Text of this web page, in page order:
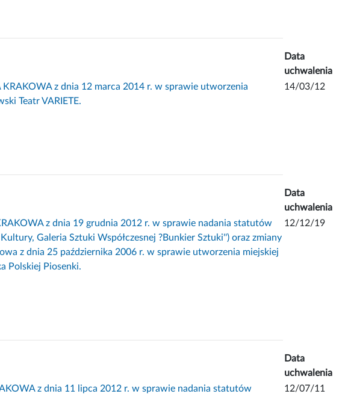
Data
uchwalenia
z dnia 12 marca 2014 r. w sprawie utworzenia
Teatr VARIETE.
14/03/12
Data
uchwalenia
z dnia 19 grudnia 2012 r. w sprawie nadania statutów
Galeria Sztuki Współczesnej ?Bunkier Sztuki'') oraz zmiany
z dnia 25 października 2006 r. w sprawie utworzenia miejskiej
Polskiej Piosenki.
12/12/19
Data
uchwalenia
z dnia 11 lipca 2012 r. w sprawie nadania statutów
12/07/11